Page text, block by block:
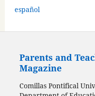
español
Parents and
Magazine
Comillas Pontifical